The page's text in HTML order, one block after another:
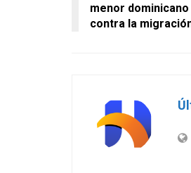
menor
contra la